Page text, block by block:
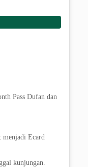
Pass Dufan dan
menjadi Ecard
kunjungan.